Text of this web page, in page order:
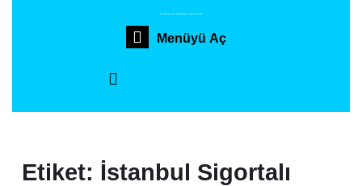
Profesyonel Sigortalı Taşımacılık
Menüyü AçMenüyü
Etiket: İstanbul Sigortalı